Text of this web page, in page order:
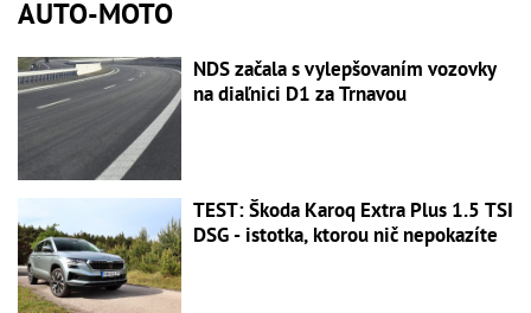
AUTO-MOTO
NDS začala s vylepšovaním vozovky
na diaľnici D1 za Trnavou
TEST: Škoda Karoq Extra Plus 1.5 TSI
DSG - istotka, ktorou nič nepokazíte